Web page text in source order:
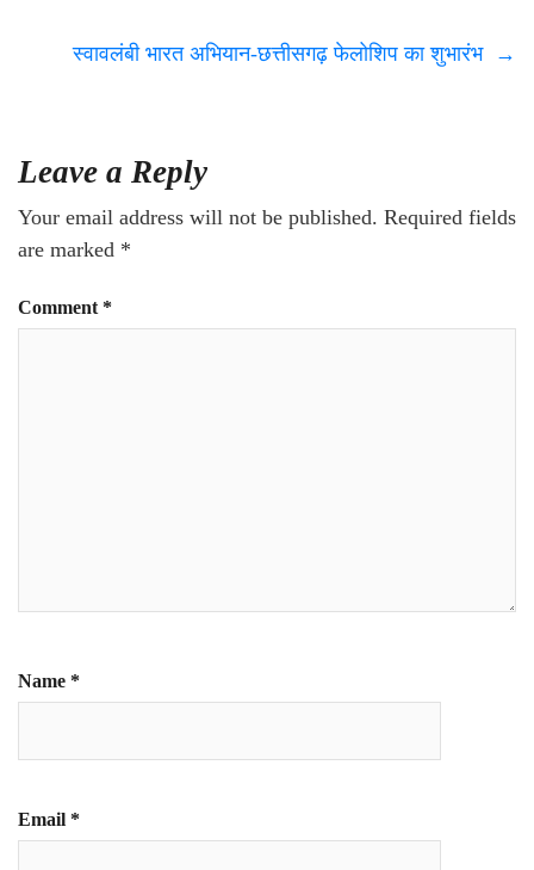
स्वावलंबी भारत अभियान-छत्तीसगढ़ फेलोशिप का शुभारंभ →
Leave a Reply
Your email address will not be published. Required fields
are marked *
Comment *
Name *
Email *